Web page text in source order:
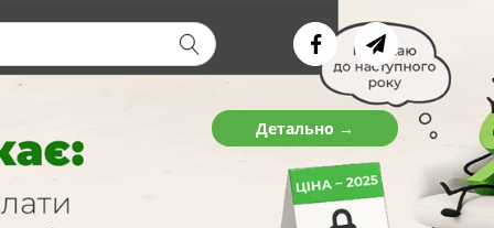
Детально →
форма